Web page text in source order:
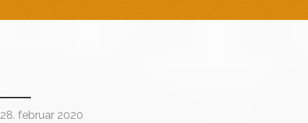
28. februar 2020